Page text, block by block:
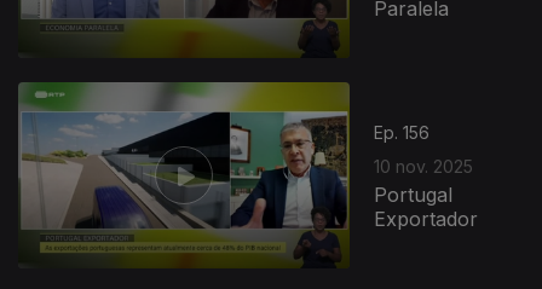
Paralela
Ep. 156
10 nov. 2025
Portugal
Exportador